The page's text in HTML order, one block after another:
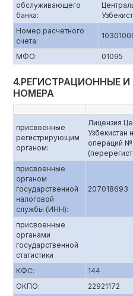
обслуживающего
банка:
Номер расчетного
счета:
МФО: 01095
4.РЕГИСТРАЦИОННЫЕ
НОМЕРА
присвоенные
регистрирующим
органом:
Лицензия
Узбекистан
операций
присвоенные
органом
государственной
налоговой
службы (ИНН):
207018693
присвоенные
органами
государственной
статистики
КФС:
144
ОКПО:
22921172